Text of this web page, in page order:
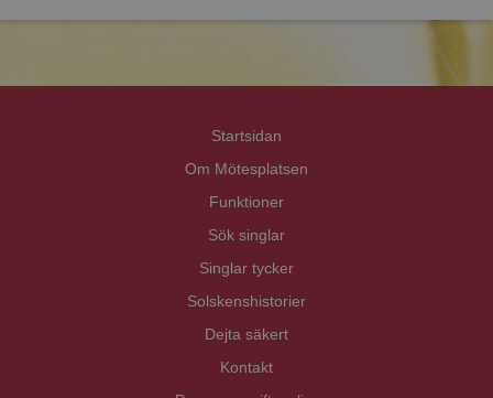
Startsidan
Om Mötesplatsen
Funktioner
Sök singlar
Singlar tycker
Solskenshistorier
Dejta säkert
Kontakt